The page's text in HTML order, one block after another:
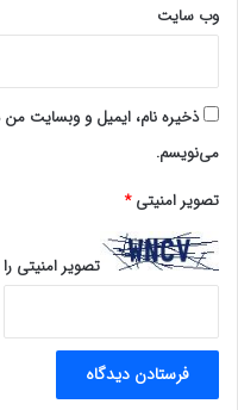
وب‌ سایت
ذخیره نام، ایمیل و وبسایت من
می‌نویسم.
تصویر امنیتی*
تصویر امنیتی را